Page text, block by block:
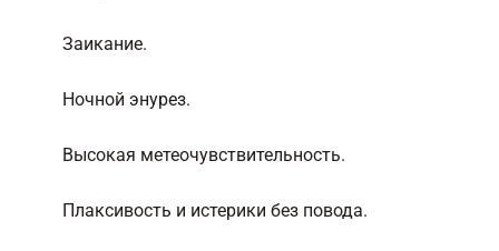
Заикание.
Ночной энурез.
Высокая метеочувствительность.
Плаксивость и истерики без повода.